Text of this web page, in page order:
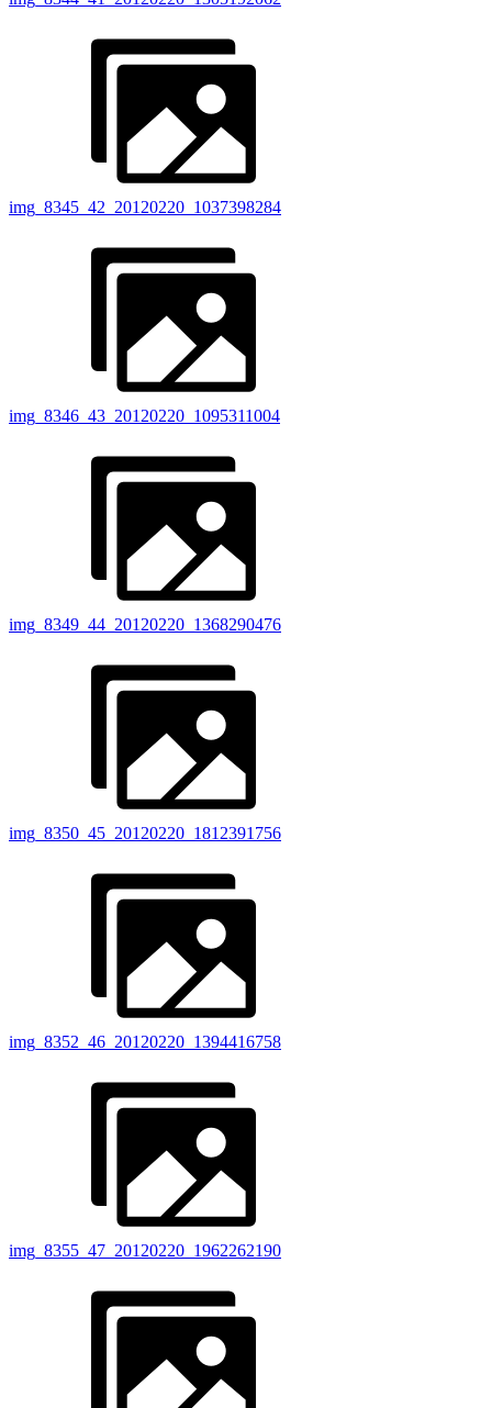
img_8345_42_20120220_1037398284
img_8346_43_20120220_1095311004
img_8349_44_20120220_1368290476
img_8350_45_20120220_1812391756
img_8352_46_20120220_1394416758
img_8355_47_20120220_1962262190